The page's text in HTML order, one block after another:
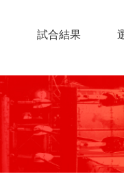
試合結果